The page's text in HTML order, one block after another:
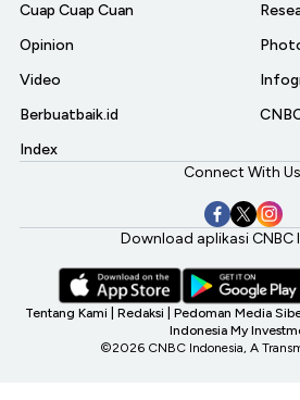
Cuap Cuap Cuan
Opinion
Video
Berbuatbaik.id
Index
Connect With
Download aplikasi CNBC
Tentang Kami Redaksi Pedoman Media
Indonesia My
©2026 CNBC Indonesia, A